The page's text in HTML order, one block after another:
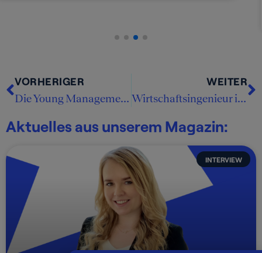
VORHERIGER
Die Young Management Consultants von OSCAR
WEITER
Wirtschaftsingenieur in der Managementberatung?!
Aktuelles aus unserem Magazin:
INTERVIEW